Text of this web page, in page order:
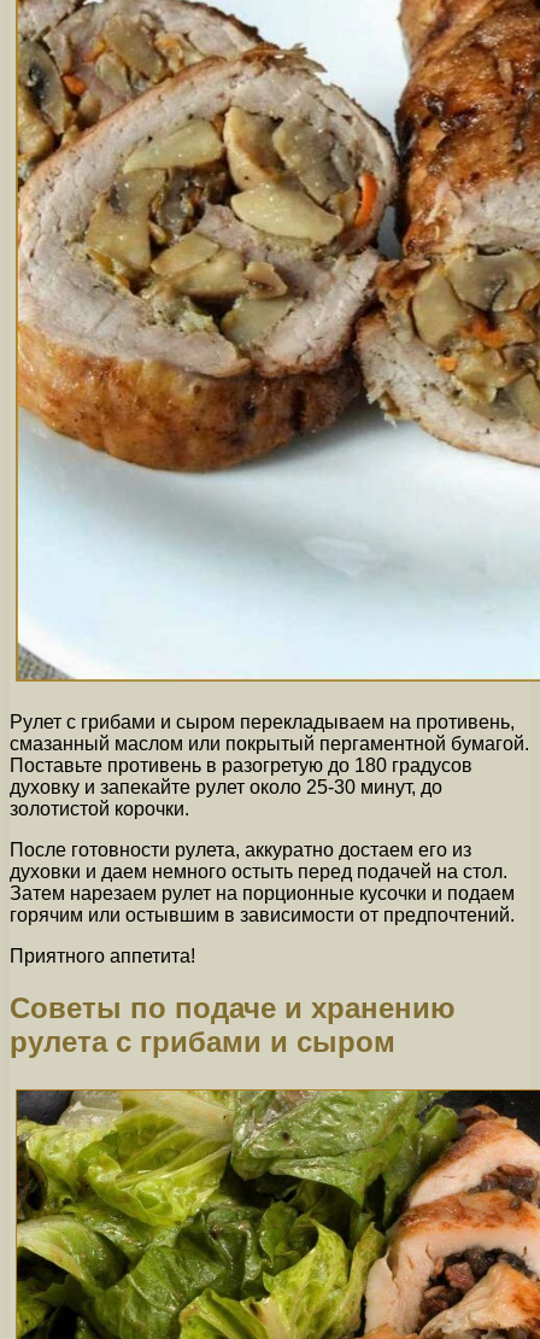
Рулет с грибами и сыром перекладываем на противень,
смазанный маслом или покрытый пергаментной бумагой.
Поставьте противень в разогретую до 180 градусов
духовку и запекайте рулет около 25-30 минут, до
золотистой корочки.
После готовности рулета, аккуратно достаем его из
духовки и даем немного остыть перед подачей на стол.
Затем нарезаем рулет на порционные кусочки и подаем
горячим или остывшим в зависимости от предпочтений.
Приятного аппетита!
Советы по подаче и хранению
рулета с грибами и сыром